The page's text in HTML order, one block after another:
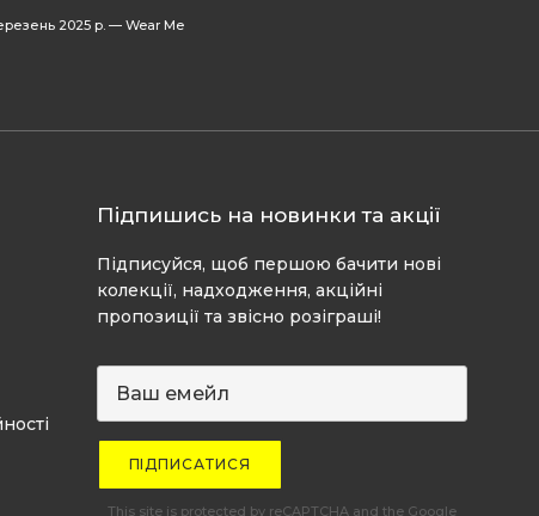
2025 р. —Wear Me
Підпишись на новинки та акції
Підписуйся, щоб першою бачити нові
колекції, надходження, акційні
пропозиції та звісно розіграші!
ПІДПИСАТИСЯ
This site is protected by reCAPTCHA and the Google